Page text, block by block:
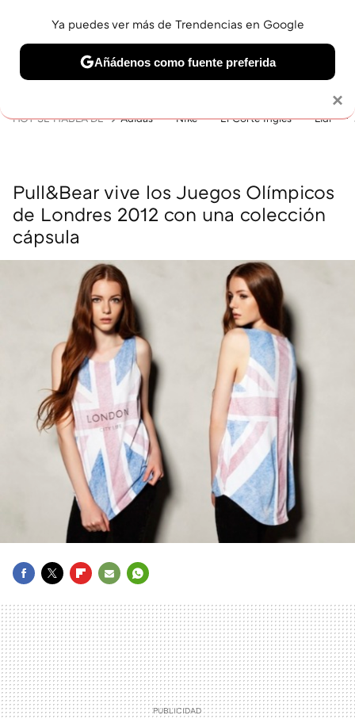
BELLEZA SHOPPING VIAJES GASTRO SNEAKERS
HOY SE HABLA DE Adidas Nike El Corte Inglés Lidl
Pull&Bear vive los Juegos Olímpicos
de Londres 2012 con una colección
cápsula
MAIL
×
Ya puedes ver más de Trendencias en Google
Añádenos como fuente preferida